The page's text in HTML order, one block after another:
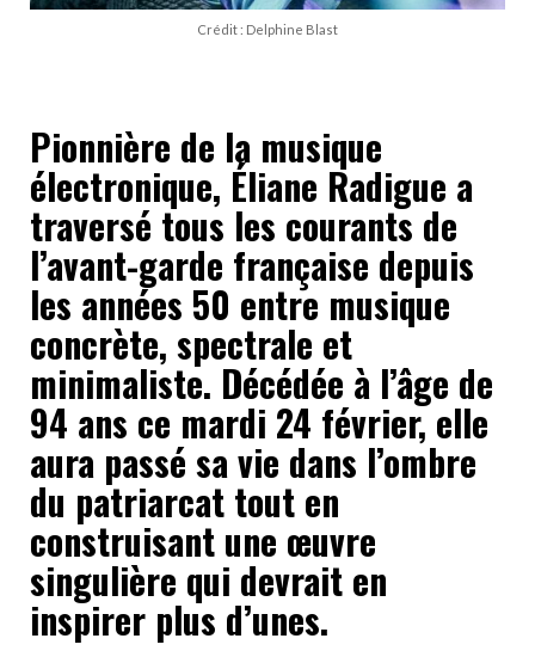
Crédit : Delphine Blast
Pionnière de la musique
électronique, Éliane Radigue a
traversé tous les courants de
l’avant-garde française depuis
les années 50 entre musique
concrète, spectrale et
minimaliste. Décédée à l’âge de
94 ans ce mardi 24 février, elle
aura passé sa vie dans l’ombre
du patriarcat tout en
construisant une œuvre
singulière qui devrait en
inspirer plus d’unes.